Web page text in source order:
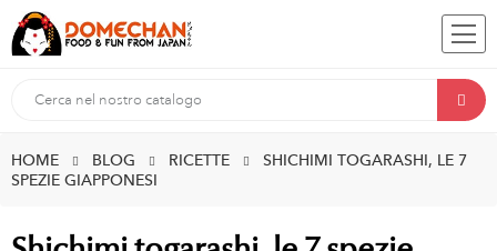
HOME BLOG RICETTE
SHICHIMI TOGARASHI, LE 7
SPEZIE GIAPPONESI